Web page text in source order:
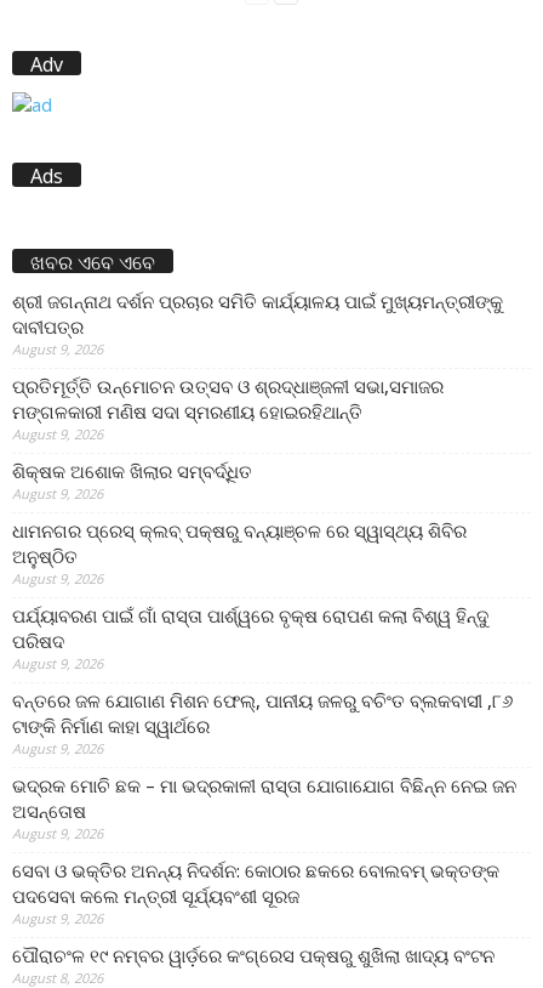
Adv
Ads
ଖବର ଏବେ ଏବେ
ଶ୍ରୀ ଜଗନ୍ନାଥ ଦର୍ଶନ ପ୍ରଚାର ସମିତି କାର୍ଯ୍ୟାଳୟ ପାଇଁ ମୁଖ୍ୟମନ୍ତ୍ରୀଙ୍କୁ
ଦାବୀପତ୍ର
August 9, 2026
ପ୍ରତିମୂର୍ତ୍ତି ଉନ୍ମୋଚନ ଉତ୍ସବ ଓ ଶ୍ରଦ୍ଧାଞ୍ଜଳୀ ସଭା,ସମାଜର
ମଙ୍ଗଳକାରୀ ମଣିଷ ସଦା ସ୍ମରଣୀୟ ହୋଇରହିଥାନ୍ତି
August 9, 2026
ଶିକ୍ଷକ ଅଶୋକ ଖିଲାର ସମ୍ବର୍ଦ୍ଧିତ
August 9, 2026
ଧାମନଗର ପ୍ରେସ୍ କ୍ଲବ୍ ପକ୍ଷରୁ ବନ୍ୟାଞ୍ଚଳ ରେ ସ୍ୱାସ୍ଥ୍ୟ ଶିବିର
ଅନୁଷ୍ଠିତ
August 9, 2026
ପର୍ଯ୍ୟାବରଣ ପାଇଁ ଗାଁ ରାସ୍ତା ପାର୍ଶ୍ୱରେ ବୃକ୍ଷ ରୋପଣ କଲା ବିଶ୍ୱ ହିନ୍ଦୁ
ପରିଷଦ
August 9, 2026
ବନ୍ତରେ ଜଳ ଯୋଗାଣ ମିଶନ ଫେଲ୍‌, ପାନୀୟ ଜଳରୁ ବଚିଂତ ବ୍ଲକବାସୀ ,୮୬
ଟାଙ୍କି ନିର୍ମାଣ କାହା ସ୍ୱାର୍ଥରେ
August 9, 2026
ଭଦ୍ରକ ମୋଚି ଛକ – ମା ଭଦ୍ରକାଳୀ ରାସ୍ତା ଯୋଗାଯୋଗ ବିଛିନ୍ନ ନେଇ ଜନ
ଅସନ୍ତୋଷ
August 9, 2026
ସେବା ଓ ଭକ୍ତିର ଅନନ୍ୟ ନିଦର୍ଶନ: କୋଠାର ଛକରେ ବୋଲବମ୍ ଭକ୍ତଙ୍କ
ପଦସେବା କଲେ ମନ୍ତ୍ରୀ ସୂର୍ଯ୍ୟବଂଶୀ ସୂରଜ
August 9, 2026
ପୌରାଚଂଳ ୧୯ ନମ୍ବର ୱାର୍ଡ଼ରେ କଂଗ୍ରେସ ପକ୍ଷରୁ ଶୁଖିଲା ଖାଦ୍ୟ ବଂଟନ
August 8, 2026